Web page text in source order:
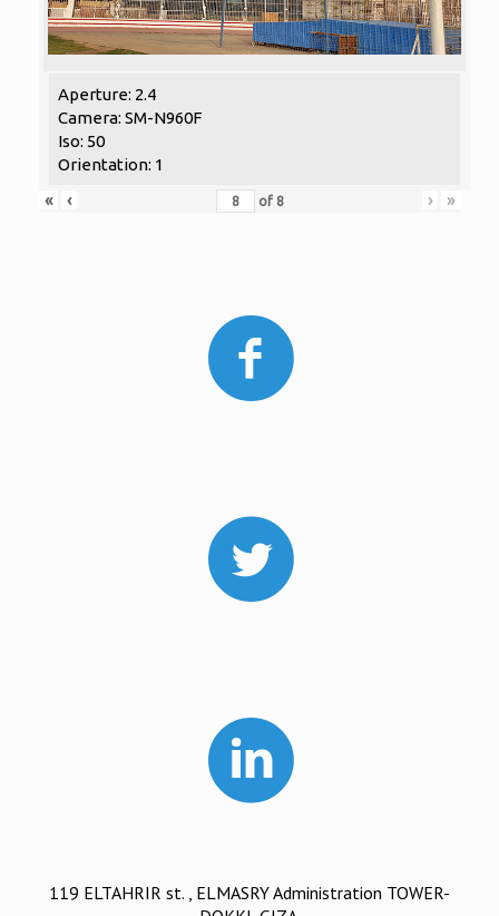
Aperture: 2.4
Camera: SM-N960F
Iso: 50
Orientation: 1
«
‹ of 8 › »
119 ELTAHRIR st. , ELMASRY Administration TOWER-